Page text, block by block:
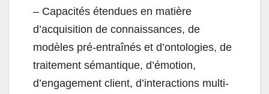
– Capacités étendues en matière
d’acquisition de connaissances, de
modèles pré-entraînés et d’ontologies, de
traitement sémantique, d’émotion,
d’engagement client, d’interactions multi-